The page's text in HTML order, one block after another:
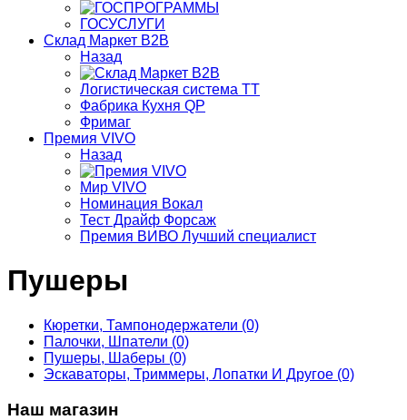
ГОСУСЛУГИ
Склад Маркет В2В
Назад
Логистическая система ТТ
Фабрика Кухня QP
Фримаг
Премия VIVO
Назад
Мир VIVO
Номинация Вокал
Тест Драйф Форсаж
Премия ВИВО Лучший специалист
Пушеры
Кюретки, Тампонодержатели (0)
Палочки, Шпатели (0)
Пушеры, Шаберы (0)
Эскаваторы, Триммеры, Лопатки И Другое (0)
Наш магазин